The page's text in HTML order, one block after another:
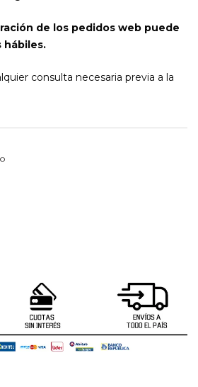
de los pedidos web puede
hábiles.
consulta necesaria previa a la